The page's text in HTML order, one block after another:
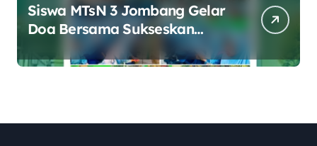
Siswa MTsN 3 Jombang Gelar
Doa Bersama Sukseskan
Muktamar ke-35 NU di
Tambakberas